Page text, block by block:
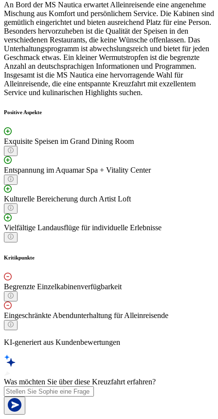
An Bord der MS Nautica erwartet Alleinreisende eine angenehme
Mischung aus Komfort und persönlichem Service. Die Kabinen sind
gemütlich eingerichtet und bieten ausreichend Platz für eine Person.
Besonders hervorzuheben ist die Qualität der Speisen in den
verschiedenen Restaurants, die keine Wünsche offenlassen. Das
Unterhaltungsprogramm ist abwechslungsreich und bietet für jeden
Geschmack etwas. Ein kleiner Wermutstropfen ist die begrenzte
Anzahl an deutschsprachigen Informationen und Programmen.
Insgesamt ist die MS Nautica eine hervorragende Wahl für
Alleinreisende, die eine entspannte Kreuzfahrt mit exzellentem
Service und kulinarischen Highlights suchen.
Positive Aspekte
Exquisite Speisen im Grand Dining Room
Entspannung im Aquamar Spa + Vitality Center
Kulturelle Bereicherung durch Artist Loft
Vielfältige Landausflüge für individuelle Erlebnisse
Kritikpunkte
Begrenzte Einzelkabinenverfügbarkeit
Eingeschränkte Abendunterhaltung für Alleinreisende
KI-generiert aus Kundenbewertungen
Was möchten Sie über diese Kreuzfahrt erfahren?